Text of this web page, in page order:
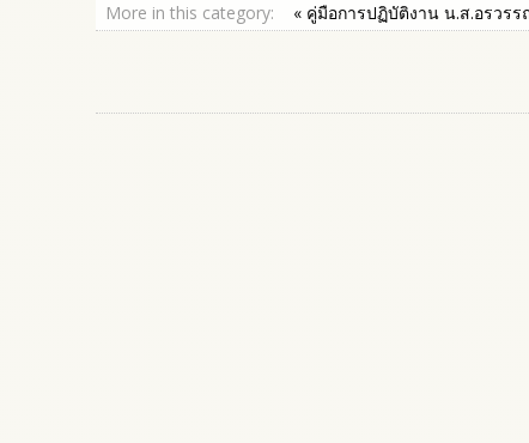
More in this category: « คู่มือการปฏิบัติงาน น.ส.อรวร